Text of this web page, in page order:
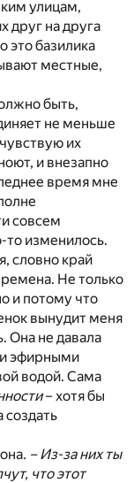
улицам,
друг на друга
это базилика
местные,
быть,
не меньше
их
и внезапно
время мне
совсем
то изменилось.
словно край
Не только
и потому что
вынудит меня
Она не давала
эфирными
водой. Сама
– хотя бы
создать
– Из-за них ты
что этот